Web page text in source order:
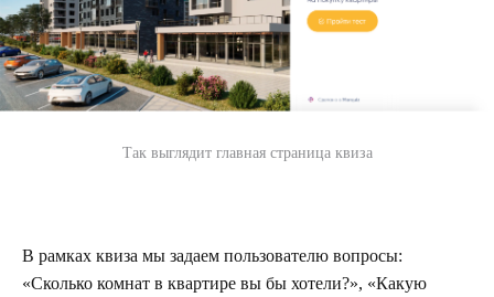
Так выглядит главная страница квиза
В рамках квиза мы задаем пользователю вопросы:
«Сколько комнат в квартире вы бы хотели?», «Какую